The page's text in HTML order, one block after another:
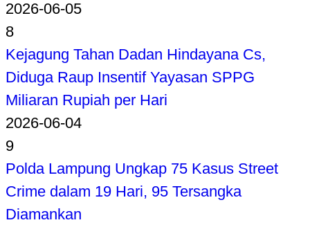
2026-06-05
8
Kejagung Tahan Dadan Hindayana Cs,
Diduga Raup Insentif Yayasan SPPG
Miliaran Rupiah per Hari
2026-06-04
9
Polda Lampung Ungkap 75 Kasus Street
Crime dalam 19 Hari, 95 Tersangka
Diamankan